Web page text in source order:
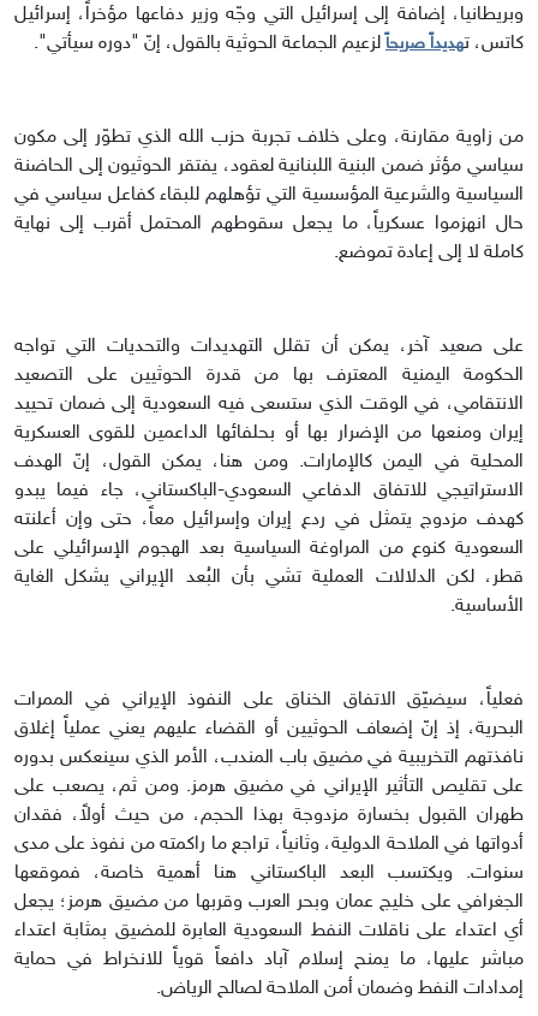
وبريطانيا، إضافة إلى إسرائيل التي وجّه وزير دفاعها مؤخراً، إسرائيل
كاتس، تهديداً صريحاً لزعيم الجماعة الحوثية بالقول، إنّ "دوره سيأتي".
من زاوية مقارنة، وعلى خلاف تجربة حزب الله الذي تطوّر إلى مكون
سياسي مؤثر ضمن البنية اللبنانية لعقود، يفتقر الحوثيون إلى الحاضنة
السياسية والشرعية المؤسسية التي تؤهلهم للبقاء كفاعل سياسي في
حال انهزموا عسكرياً، ما يجعل سقوطهم المحتمل أقرب إلى نهاية
كاملة لا إلى إعادة تموضع.
على صعيد آخر، يمكن أن تقلل التهديدات والتحديات التي تواجه
الحكومة اليمنية المعترف بها من قدرة الحوثيين على التصعيد
الانتقامي، في الوقت الذي ستسعى فيه السعودية إلى ضمان تحييد
إيران ومنعها من الإضرار بها أو بحلفائها الداعمين للقوى العسكرية
المحلية في اليمن كالإمارات. ومن هنا، يمكن القول، إنّ الهدف
الاستراتيجي للاتفاق الدفاعي السعودي-الباكستاني، جاء فيما يبدو
كهدف مزدوج يتمثل في ردع إيران وإسرائيل معاً، حتى وإن أعلنته
السعودية كنوع من المراوغة السياسية بعد الهجوم الإسرائيلي على
قطر، لكن الدلالات العملية تشي بأن البُعد الإيراني يشكل الغاية
الأساسية.
فعلياً، سيضيّق الاتفاق الخناق على النفوذ الإيراني في الممرات
البحرية، إذ إنّ إضعاف الحوثيين أو القضاء عليهم يعني عملياً إغلاق
نافذتهم التخريبية في مضيق باب المندب، الأمر الذي سينعكس بدوره
على تقليص التأثير الإيراني في مضيق هرمز. ومن ثم، يصعب على
طهران القبول بخسارة مزدوجة بهذا الحجم، من حيث أولاً، فقدان
أدواتها في الملاحة الدولية، وثانياً، تراجع ما راكمته من نفوذ على مدى
سنوات. ويكتسب البعد الباكستاني هنا أهمية خاصة، فموقعها
الجغرافي على خليج عمان وبحر العرب وقربها من مضيق هرمز؛ يجعل
أي اعتداء على ناقلات النفط السعودية العابرة للمضيق بمثابة اعتداء
مباشر عليها، ما يمنح إسلام آباد دافعاً قوياً للانخراط في حماية
إمدادات النفط وضمان أمن الملاحة لصالح الرياض.